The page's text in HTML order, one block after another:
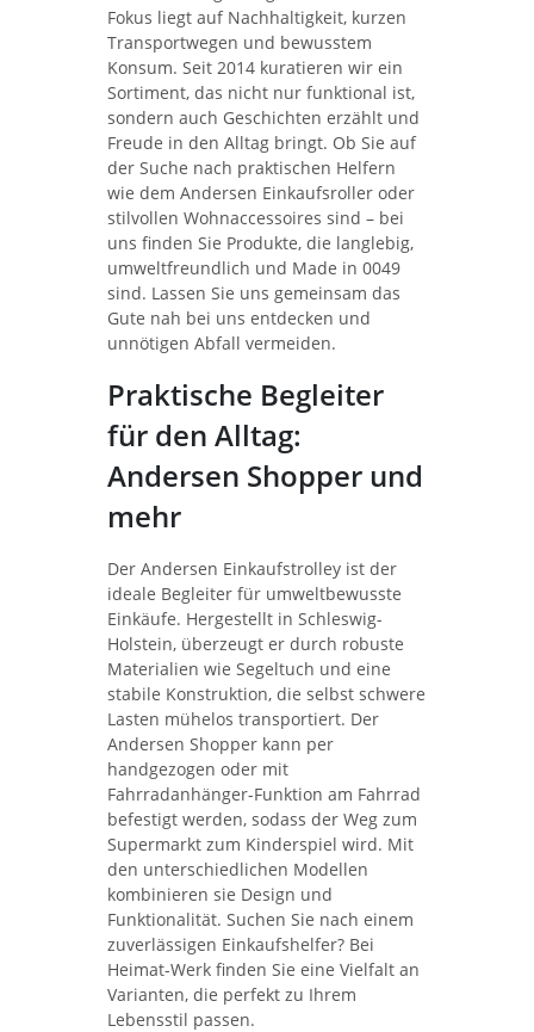
Fokus liegt auf Nachhaltigkeit, kurzen
Transportwegen und bewusstem
Konsum. Seit 2014 kuratieren wir ein
Sortiment, das nicht nur funktional ist,
sondern auch Geschichten erzählt und
Freude in den Alltag bringt. Ob Sie auf
der Suche nach praktischen Helfern
wie dem Andersen Einkaufsroller oder
stilvollen Wohnaccessoires sind – bei
uns finden Sie Produkte, die langlebig,
umweltfreundlich und Made in 0049
sind. Lassen Sie uns gemeinsam das
Gute nah bei uns entdecken und
unnötigen Abfall vermeiden.
Praktische Begleiter
für den Alltag:
Andersen Shopper und
mehr
Der Andersen Einkaufstrolley ist der
ideale Begleiter für umweltbewusste
Einkäufe. Hergestellt in Schleswig-
Holstein, überzeugt er durch robuste
Materialien wie Segeltuch und eine
stabile Konstruktion, die selbst schwere
Lasten mühelos transportiert. Der
Andersen Shopper kann per
handgezogen oder mit
Fahrradanhänger-Funktion am Fahrrad
befestigt werden, sodass der Weg zum
Supermarkt zum Kinderspiel wird. Mit
den unterschiedlichen Modellen
kombinieren sie Design und
Funktionalität. Suchen Sie nach einem
zuverlässigen Einkaufshelfer? Bei
Heimat-Werk finden Sie eine Vielfalt an
Varianten, die perfekt zu Ihrem
Lebensstil passen.